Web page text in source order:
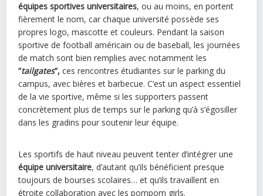
équipes sportives universitaires, ou au moins, en portent
fièrement le nom, car chaque université possède ses
propres logo, mascotte et couleurs. Pendant la saison
sportive de football américain ou de baseball, les journées
de match sont bien remplies avec notamment les
“tailgates“, ces rencontres étudiantes sur le parking du
campus, avec bières et barbecue. C’est un aspect essentiel
de la vie sportive, même si les supporters passent
concrètement plus de temps sur le parking qu’à s’égosiller
dans les gradins pour soutenir leur équipe.
Les sportifs de haut niveau peuvent tenter d’intégrer une
équipe universitaire, d’autant qu’ils bénéficient presque
toujours de bourses scolaires… et qu’ils travaillent en
étroite collaboration avec les pompom girls.